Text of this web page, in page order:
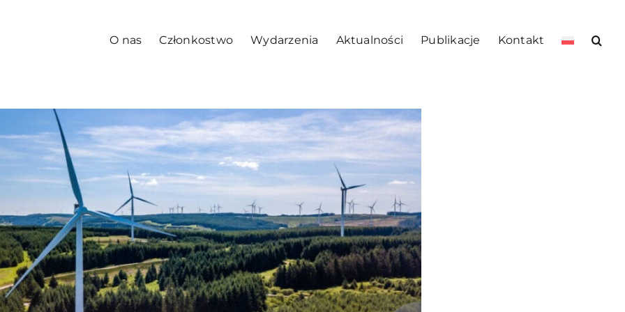
O nas Członkostwo Wydarzenia Aktualności Publikacje Kontakt